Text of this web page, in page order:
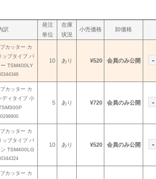
訳
発注
単位
在庫
状況
小売価格 卸価格
カッター カ
ップタイプ パ
TSM400LY
10 あり ¥520 会員のみ公開 -
カッター カ
ディタイプ 小
5 あり ¥720 会員のみ公開 -
カッター カ
ップタイプ パ
TSM400LG
10 あり ¥520 会員のみ公開 -
カッター カ